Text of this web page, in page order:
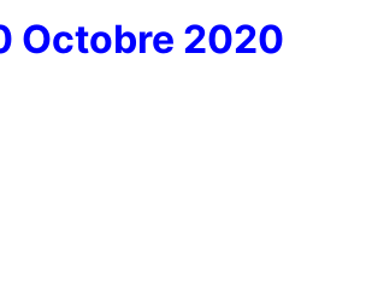
Octobre 2020